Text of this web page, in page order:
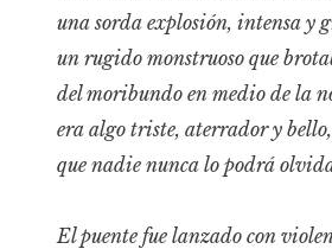
una sorda explosión, intensa y
un rugido monstruoso que
del moribundo en medio de la
era algo triste, aterrador y bello,
que nadie nunca lo podrá
El puente fue lanzado con